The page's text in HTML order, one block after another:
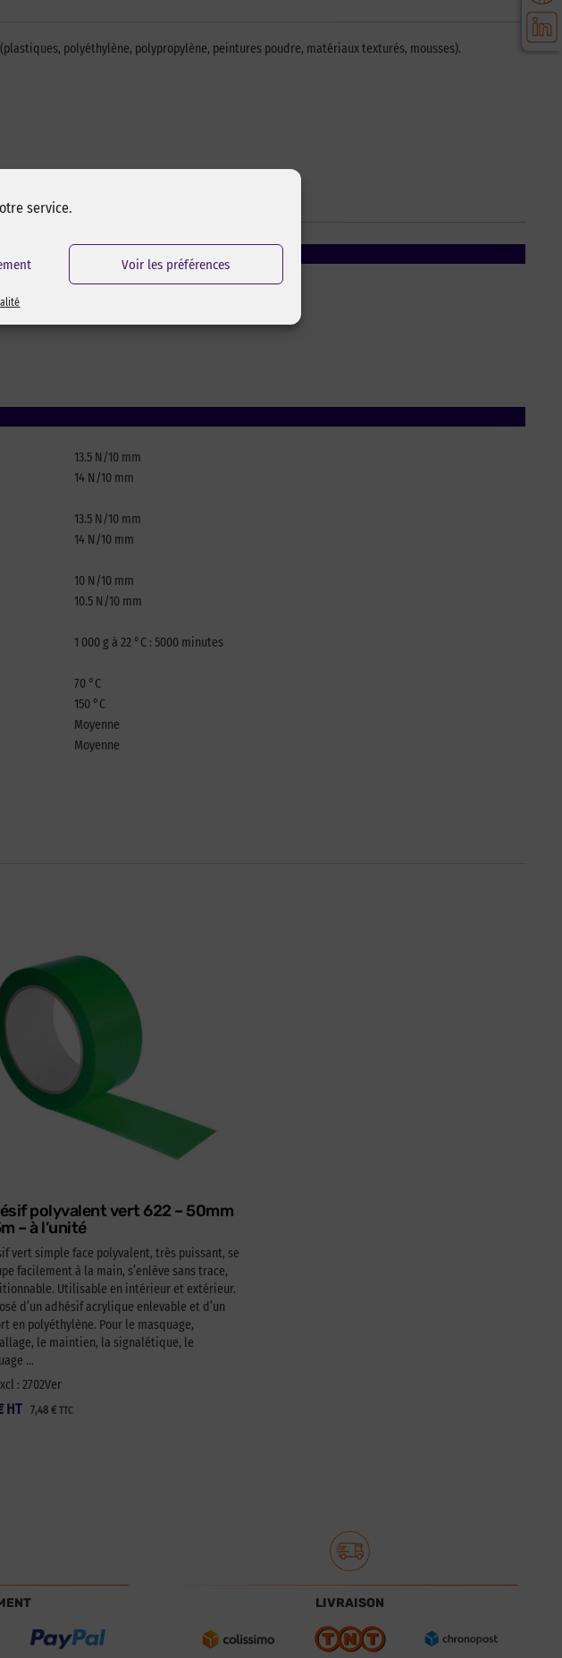
service.
Voir les préférences
polyéthylène, polypropylène, peintures poudre, matériaux texturés, mousses).
13.5 N/10 mm
14 N/10 mm
13.5 N/10 mm
14 N/10 mm
10 N/10 mm
10.5 N/10 mm
1 000 g à 22 °C : 5000 minutes
70 °C
150 °C
Moyenne
Moyenne
polyvalent vert 622 – 50mm
– à l’unité
vert simple face polyvalent, très puissant, se
facilement à la main, s’enlève sans trace,
Utilisable en intérieur et extérieur.
d’un adhésif acrylique enlevable et d’un
en polyéthylène. Pour le masquage,
le maintien, la signalétique, le
…
: 2702Ver
7,48 € TTC
HT
LIVRAISON